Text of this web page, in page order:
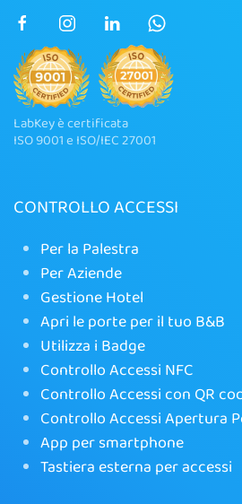
LabKey è certificata
ISO 9001 e ISO/IEC 27001
CONTROLLO ACCESSI
Per la Palestra
Per Aziende
Gestione Hotel
Apri le porte per il tuo B&B
Utilizza i Badge
Controllo Accessi NFC
Controllo Accessi con QR
Controllo Accessi Apertura
App per smartphone
Tastiera esterna per accessi